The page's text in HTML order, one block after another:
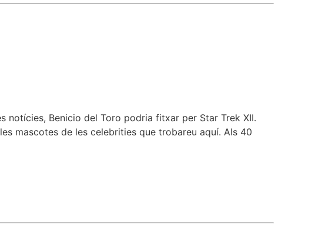
notícies, Benicio del Toro podria fitxar per Star Trek XII.
mascotes de les celebrities que trobareu aquí. Als 40